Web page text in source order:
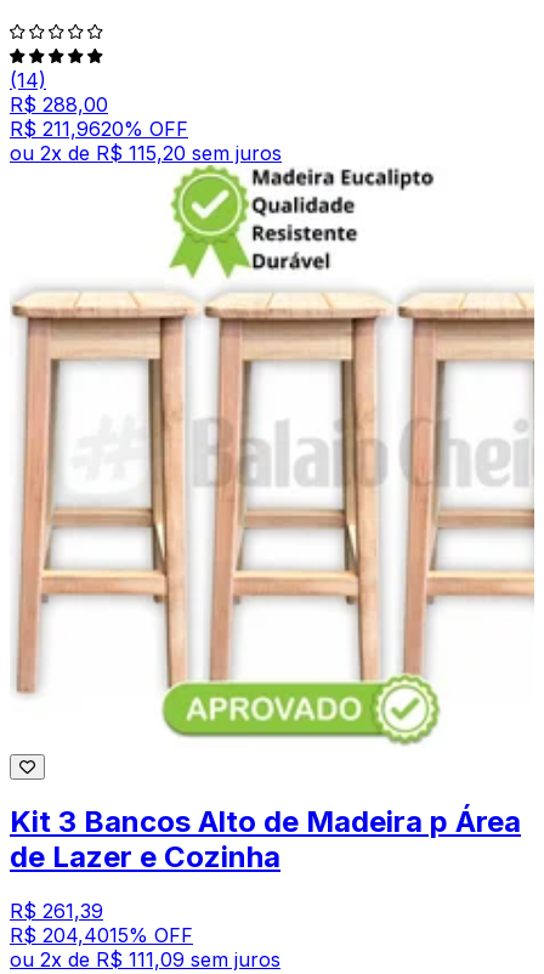
(14)
R$ 288,00
R$ 211,9620% OFF
ou 2x de R$ 115,20 sem juros
Kit 3 Bancos Alto de Madeira p Área
de Lazer e Cozinha
R$ 261,39
R$ 204,4015% OFF
ou 2x de R$ 111,09 sem juros